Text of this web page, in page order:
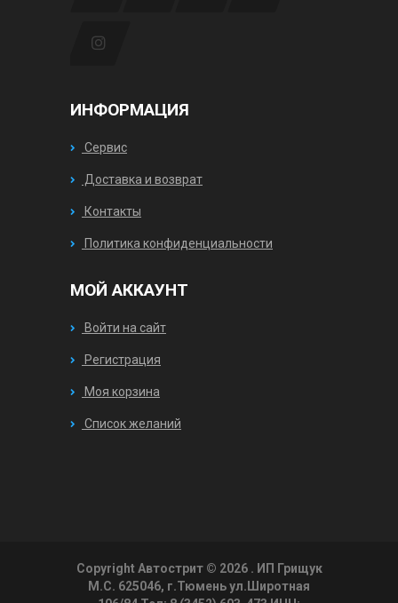
ИНФОРМАЦИЯ
Сервис
Доставка и возврат
Контакты
Политика конфиденциальности
МОЙ АККАУНТ
Войти на сайт
Регистрация
Моя корзина
Список желаний
Copyright Автострит © 2026 . ИП Грищук
М.С. 625046, г.Тюмень ул.Широтная